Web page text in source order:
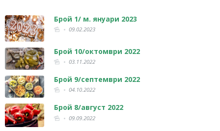
Брой 1/ м. януари 2023
09.02.2023
Брой 10/октомври 2022
03.11.2022
Брой 9/септември 2022
04.10.2022
Брой 8/август 2022
09.09.2022